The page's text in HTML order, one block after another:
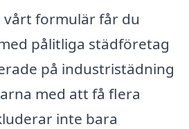
vårt formulär får du
pålitliga städföretag
på industristädning
med att få flera
inte bara